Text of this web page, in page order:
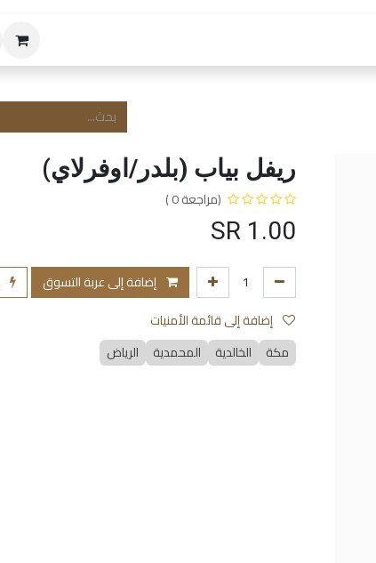
ريفل بياب (بلدر/اوفرلاي)
(مراجعة 0 )
1.00
إضافة إلى عربة التسوق
مكة
الخالدية المحمدية الرياض